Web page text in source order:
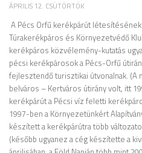
ÁPRILIS 12. CSÜTÖRTÖK
A Pécs Orfű kerékpárút
Túrakerékpáros és Környezetvédő
kerékpáros közvélemény-kutatás
pécsi kerékpárosok a Pécs-Orfű
fejlesztendő turisztikai útvonalnak. (A
belváros – Kertváros útirány volt, itt
kerékpárút a Pécsi víz feletti
1997-ben a Környezetünkért
készített a kerékpárútra több
(később ugyanez a cég készítette a